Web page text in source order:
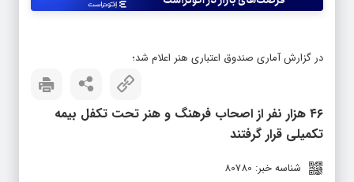
در گزارش آماری صندوق اعتباری هنر اعلام شد؛
۴۶ هزار نفر از اصحاب فرهنگ و هنر تحت تکفل بیمه
تکمیلی قرار گرفتند
شناسه خبر: 80780